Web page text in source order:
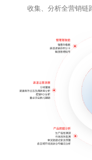
收集、分析全营销链